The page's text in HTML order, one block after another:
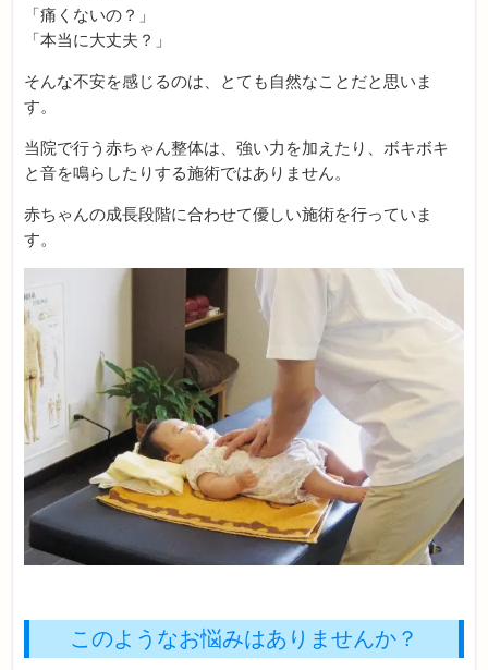
「痛くないの？」
「本当に大丈夫？」
そんな不安を感じるのは、とても自然なことだと思いま
す。
当院で行う赤ちゃん整体は、強い力を加えたり、ボキボキ
と音を鳴らしたりする施術ではありません。
赤ちゃんの成長段階に合わせて優しい施術を行っていま
す。
このようなお悩みはありませんか？